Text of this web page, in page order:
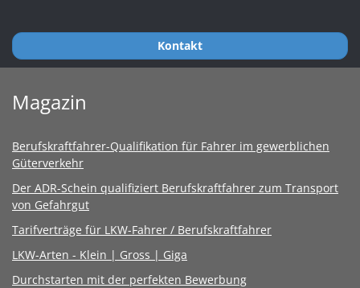
Kontakt
Magazin
Berufskraftfahrer-Qualifikation für Fahrer im gewerblichen
Güterverkehr
Der ADR-Schein qualifiziert Berufskraftfahrer zum Transport
von Gefahrgut
Tarifverträge für LKW-Fahrer / Berufskraftfahrer
LKW-Arten - Klein | Gross | Giga
Durchstarten mit der perfekten Bewerbung